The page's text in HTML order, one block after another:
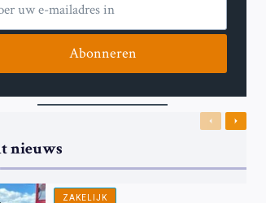
Abonneren
nieuws
Previous
Next
ZAKELIJK